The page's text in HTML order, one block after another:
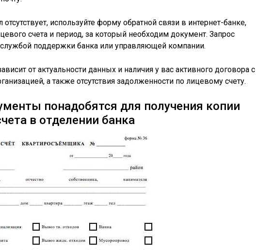
отсутствует, используйте форму обратной связи в интернет-банке,
счета и период, за который необходим документ. Запрос
службой поддержки банка или управляющей компании.
от актуальности данных и наличия у вас активного договора с
а также отсутствия задолженности по лицевому счету.
понадобятся для получения копии
в отделении банка